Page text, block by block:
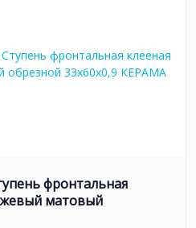
фронтальная
матовый